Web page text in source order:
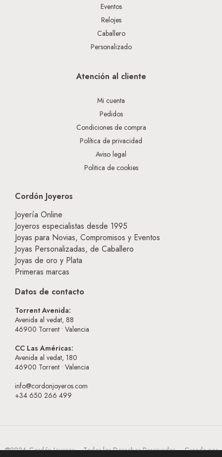
Eventos
Relojes
Caballero
Personalizado
Atención al cliente
Mi cuenta
Pedidos
Condiciones de compra
Política de privacidad
Aviso legal
Politica de cookies
Cordón Joyeros
Joyería Online
Joyeros especialistas desde 1995
Joyas para Novias, Compromisos y Eventos
Joyas Personalizadas, de Caballero
Joyas de oro y Plata
Primeras marcas
Datos de contacto
Torrent Avenida:
Avenida al vedat, 88
46900 Torrent • Valencia
CC Las Américas:
Avenida al vedat, 180
46900 Torrent • Valencia
info@cordonjoyeros.com
+34 650 266 499
@2026 Cordón Joyeros – Todos los Derechos Reservados – Creada por